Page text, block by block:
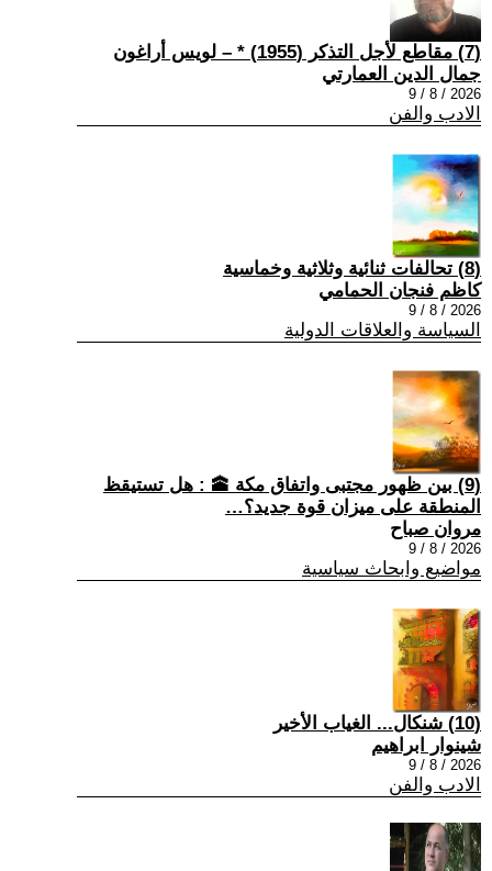
(7) مقاطع لأجل التذكر (1955) * – لويس أراغون
جمال الدين العمارتي
2026 / 8 / 9
الادب والفن
(8) تحالفات ثنائية وثلاثية وخماسية
كاظم فنجان الحمامي
2026 / 8 / 9
السياسة والعلاقات الدولية
(9) بين ظهور مجتبى واتفاق مكة 🕋 : هل تستيقظ
المنطقة على ميزان قوة جديد؟…
مروان صباح
2026 / 8 / 9
مواضيع وابحاث سياسية
(10) شنكال... الغياب الأخير
شينوار ابراهيم
2026 / 8 / 9
الادب والفن